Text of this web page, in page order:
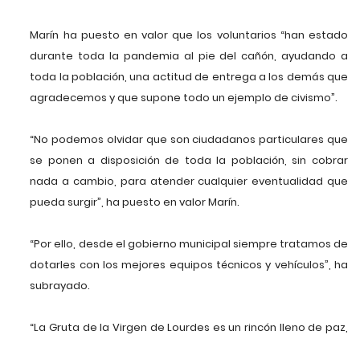
Marín ha puesto en valor que los voluntarios “han estado
durante toda la pandemia al pie del cañón, ayudando a
toda la población, una actitud de entrega a los demás que
agradecemos y que supone todo un ejemplo de civismo”.
“No podemos olvidar que son ciudadanos particulares que
se ponen a disposición de toda la población, sin cobrar
nada a cambio, para atender cualquier eventualidad que
pueda surgir”, ha puesto en valor Marín.
“Por ello, desde el gobierno municipal siempre tratamos de
dotarles con los mejores equipos técnicos y vehículos”, ha
subrayado.
“La Gruta de la Virgen de Lourdes es un rincón lleno de paz,